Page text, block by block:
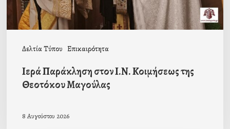
Δελτία Τύπου Επικαιρότητα
Μαγούλας
Ιερά Παράκληση στον Ι.Ν. Κοιμήσεως της
Θεοτόκου Μαγούλας
8 Αυγούστου 2026